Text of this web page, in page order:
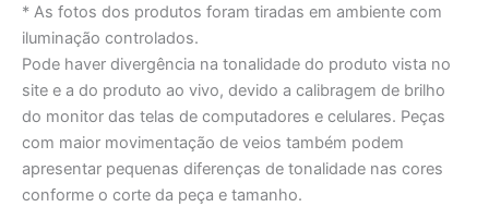
* As fotos dos produtos foram tiradas em ambiente com
iluminação controlados.
Pode haver divergência na tonalidade do produto vista no
site e a do produto ao vivo, devido a calibragem de brilho
do monitor das telas de computadores e celulares. Peças
com maior movimentação de veios também podem
apresentar pequenas diferenças de tonalidade nas cores
conforme o corte da peça e tamanho.